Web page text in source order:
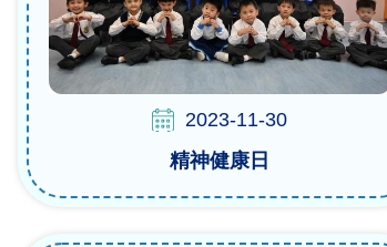
2023-11-30
精神健康日